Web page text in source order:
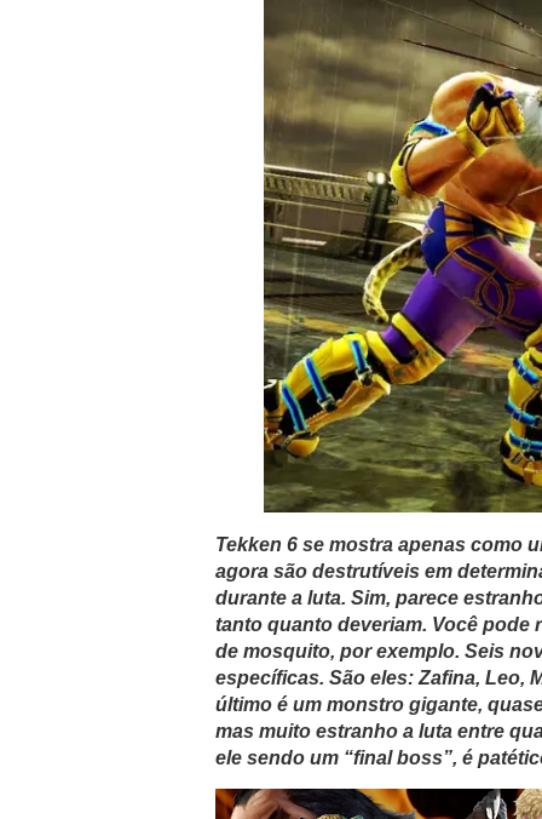
Tekken 6 se mostra apenas como
agora são destrutíveis em
durante a luta. Sim, parece
tanto quanto deveriam. Você pode
de mosquito, por exemplo. Seis
específicas. São eles: Zafina, Leo,
último é um monstro gigante,
mas muito estranho a luta entre
ele sendo um “final boss”, é